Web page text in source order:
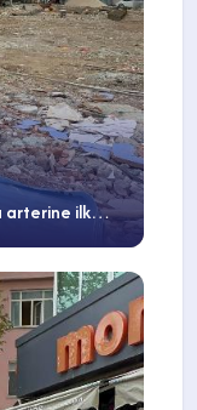
arterine ilk